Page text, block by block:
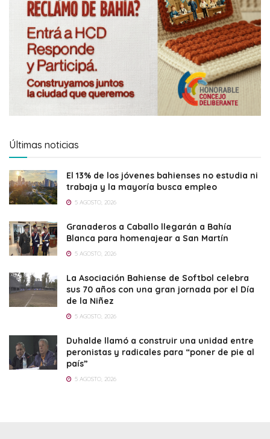
Últimas noticias
El 13% de los jóvenes bahienses no estudia ni
trabaja y la mayoría busca empleo
5 AGOSTO, 2026
Granaderos a Caballo llegarán a Bahía
Blanca para homenajear a San Martín
5 AGOSTO, 2026
La Asociación Bahiense de Softbol celebra
sus 70 años con una gran jornada por el Día
de la Niñez
5 AGOSTO, 2026
Duhalde llamó a construir una unidad entre
peronistas y radicales para “poner de pie al
país”
5 AGOSTO, 2026